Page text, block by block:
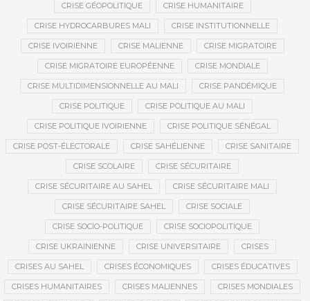
CRISE GÉOPOLITIQUE CRISE HUMANITAIRE
CRISE HYDROCARBURES MALI CRISE INSTITUTIONNELLE
CRISE IVOIRIENNE CRISE MALIENNE CRISE MIGRATOIRE
CRISE MIGRATOIRE EUROPÉENNE CRISE MONDIALE
CRISE MULTIDIMENSIONNELLE AU MALI CRISE PANDÉMIQUE
CRISE POLITIQUE CRISE POLITIQUE AU MALI
CRISE POLITIQUE IVOIRIENNE CRISE POLITIQUE SÉNÉGAL
CRISE POST-ÉLECTORALE CRISE SAHÉLIENNE CRISE SANITAIRE
CRISE SCOLAIRE CRISE SÉCURITAIRE
CRISE SÉCURITAIRE AU SAHEL CRISE SÉCURITAIRE MALI
CRISE SÉCURITAIRE SAHEL CRISE SOCIALE
CRISE SOCIO-POLITIQUE CRISE SOCIOPOLITIQUE
CRISE UKRAINIENNE CRISE UNIVERSITAIRE CRISES
CRISES AU SAHEL CRISES ÉCONOMIQUES CRISES ÉDUCATIVES
CRISES HUMANITAIRES CRISES MALIENNES CRISES MONDIALES